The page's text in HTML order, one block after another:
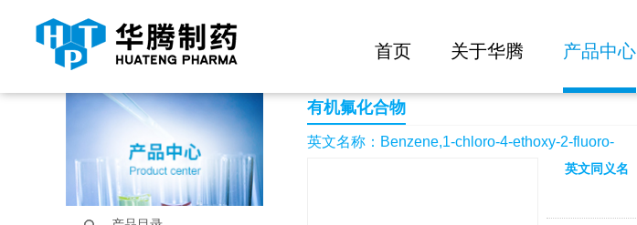
首页 关于华腾 产品中心
当前位置： 首页 产品中心 Benzene,1-chloro-4-ethoxy-2-fluoro-
有机氟化合物
英文名称：Benzene,1-chloro-4-ethoxy-2-fluoro-
英文同义名